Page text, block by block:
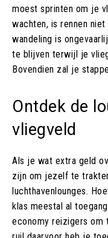
moest sprinten om je
wachten, is rennen
wandeling is
te blijven terwijl je
Bovendien zal je
Ontdek de
vliegveld
Als je wat extra geld
zijn om jezelf te
luchthavenlounges.
klas meestal al
economy reizigers om